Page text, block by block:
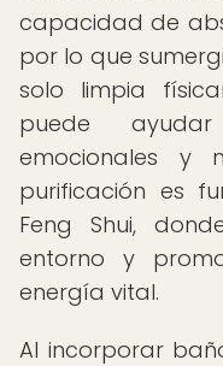
capacidad de
por lo que
solo limpia
puede
emocionales y
purificación es
Feng Shui,
entorno y
energía vital.
Al incorporar